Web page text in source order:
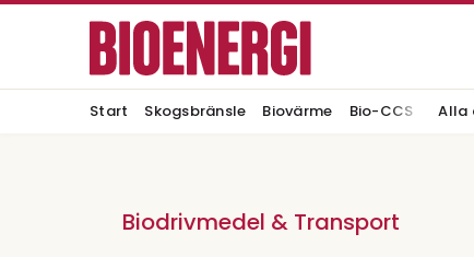
Start Skogsbränsle Biovärme Bio-CCS Alla
Biodrivmedel & Transport